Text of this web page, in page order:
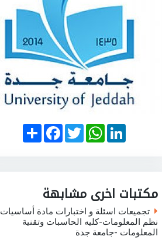
S
h
a
F
a
c
k
T
w
i
W
h
a
p
L
i
n
n
مكتبات اخرى مشابهة
تجميعات اسئلة و اختبارات مادة أساسيات
نظم المعلومات-كليه الحاسبات وتقنية
المعلومات -جامعة جدة